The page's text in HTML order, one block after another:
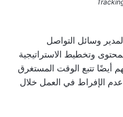
وسائل التواصل
وتخطيط الاستراتيجية
أيضًا تتبع الوقت المستغرق
الإفراط في العمل خلال